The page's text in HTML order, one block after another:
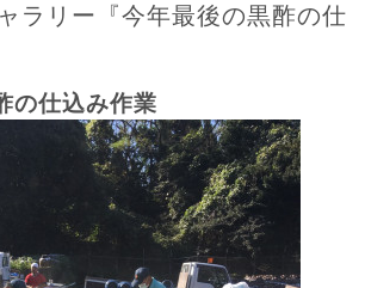
ラリー『今年最後の黒酢の仕
の仕込み作業